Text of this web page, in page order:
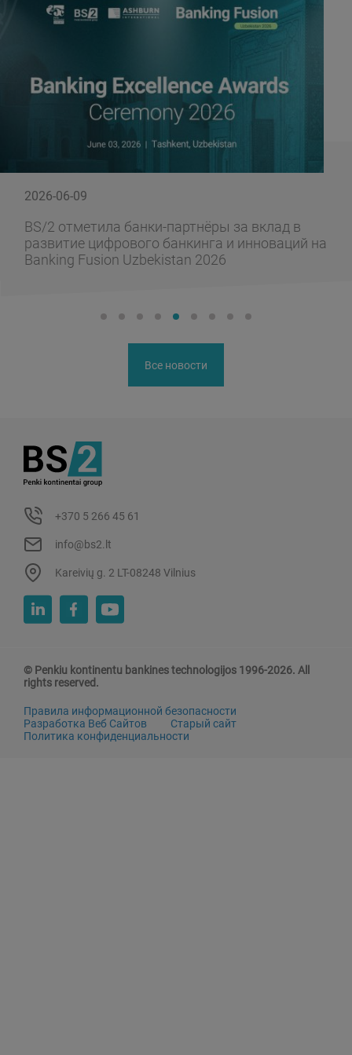
2026-06-09
BS/2 отметила банки-партнёры за вклад в
развитие цифрового банкинга и инноваций на
Banking Fusion Uzbekistan 2026
Все новости
+370 5 266 45 61
info@bs2.lt
Kareivių g. 2 LT-08248 Vilnius
© Penkiu kontinentu bankines technologijos 1996-2026. All
rights reserved.
Правила информационной безопасности
Разработка Веб Сайтов
Старый сайт
Политика конфиденциальности